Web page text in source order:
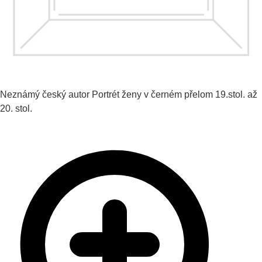
Neznámý český autor Portrét ženy v černém přelom 19.stol. až
20. stol.